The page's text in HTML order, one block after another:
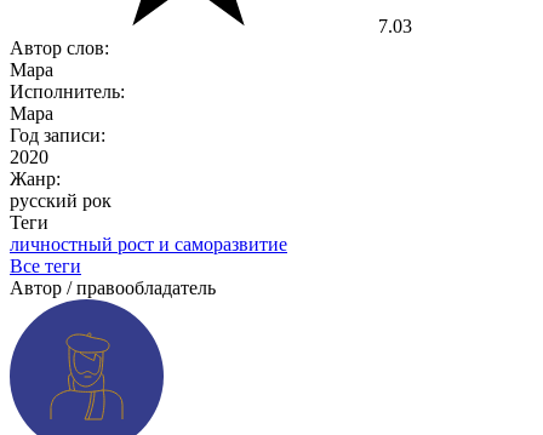
7.03
Автор слов:
Мара
Исполнитель:
Мара
Год записи:
2020
Жанр:
русский рок
Теги
личностный рост и саморазвитие
Все теги
Автор / правообладатель